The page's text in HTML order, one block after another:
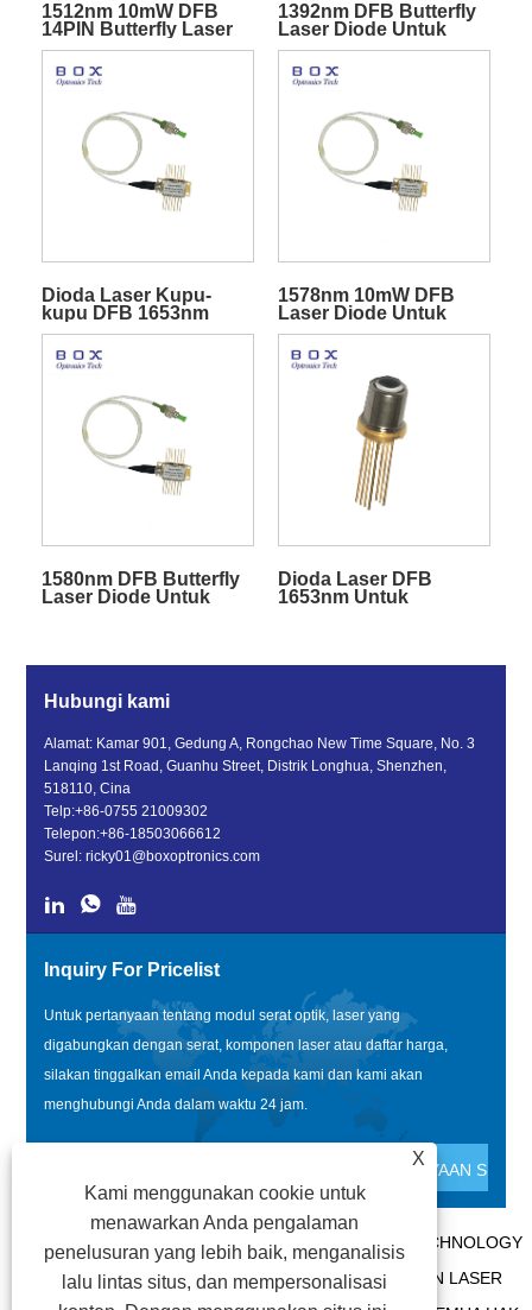
1512nm 10mW DFB
14PIN Butterfly Laser
Untuk Penginderaan
NH3
1392nm DFB Butterfly
Laser Diode Untuk
Penginderaan H2O
Kelembaban
Dioda Laser Kupu-
kupu DFB 1653nm
Untuk Deteksi CH4
1578nm 10mW DFB
Laser Diode Untuk
Deteksi Hidrogen
Sulfida
1580nm DFB Butterfly
Laser Diode Untuk
Dioda Laser DFB
1653nm Untuk
Hubungi kami
Alamat: Kamar 901, Gedung A, Rongchao New Time Square, No. 3
Lanqing 1st Road, Guanhu Street, Distrik Longhua, Shenzhen,
518110, Cina
Telp:+86-0755 21009302
Telepon:+86-18503066612
Surel:ricky01@boxoptronics.com
Inquiry For Pricelist
Untuk pertanyaan tentang modul serat optik, laser yang
digabungkan dengan serat, komponen laser atau daftar harga,
silakan tinggalkan email Anda kepada kami dan kami akan
menghubungi Anda dalam waktu 24 jam.
HAK CIPTA @ 2020 SHENZHEN BOX OPTRONICS TECHNOLOGY
CO., LTD. - MODUL SERAT OPTIK CINA, PRODUSEN LASER
X
Kami menggunakan cookie untuk
menawarkan Anda pengalaman
penelusuran yang lebih baik, menganalisis
lalu lintas situs, dan mempersonalisasi